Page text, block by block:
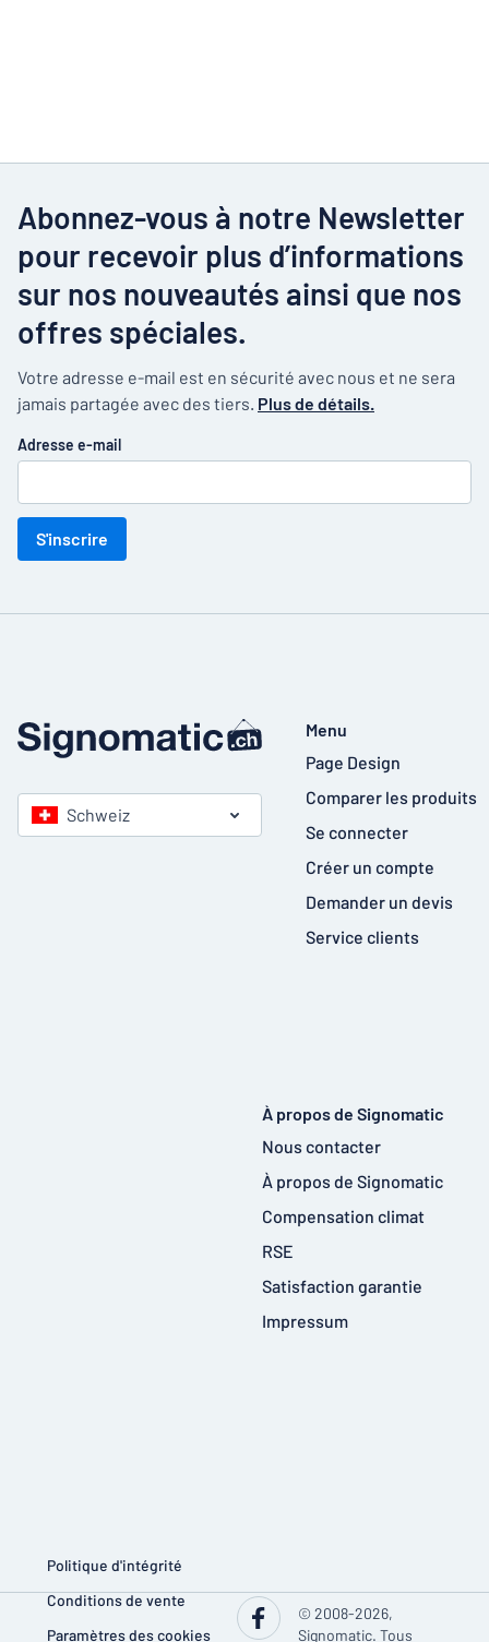
Abonnez-vous à notre Newsletter
pour recevoir plus d’informations
sur nos nouveautés ainsi que nos
offres spéciales.
Votre adresse e-mail est en sécurité avec nous et ne sera
jamais partagée avec des tiers. Plus de détails.
Adresse e-mail
S'inscrire
Schweiz
Menu
Page Design
Comparer les produits
Se connecter
Créer un compte
Demander un devis
Service clients
À propos de Signomatic
Nous contacter
À propos de Signomatic
Compensation climat
RSE
Satisfaction garantie
Impressum
Politique d'intégrité
Conditions de vente
Paramètres des cookies
© 2008-2026,
Signomatic. Tous